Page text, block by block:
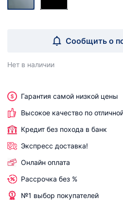
Сообщить о
Нет в наличии
Гарантия самой низкой цены
Высокое качество по
Кредит без похода в банк
Экспресс доставка!
Онлайн оплата
Рассрочка без %
№1 выбор покупателей